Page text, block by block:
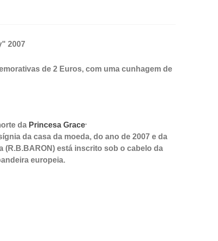
2007
de 2 Euros, com uma cunhagem de
da Princesa Grace.
da casa da moeda, do ano de 2007 e da
está inscrito sob o cabelo da
europeia.